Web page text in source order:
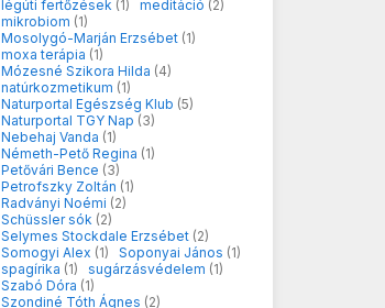
légúti fertőzések (1) meditáció (2)
mikrobiom (1)
Mosolygó-Marján Erzsébet (1)
moxa terápia (1)
Mózesné Szikora Hilda (4)
natúrkozmetikum (1)
Naturportal Egészség Klub (5)
Naturportal TGY Nap (3)
Nebehaj Vanda (1)
Németh-Pető Regina (1)
Petővári Bence (3)
Petrofszky Zoltán (1)
Radványi Noémi (2)
Schüssler sók (2)
Selymes Stockdale Erzsébet (2)
Somogyi Alex (1) Soponyai János (1)
spagírika (1) sugárzásvédelem (1)
Szabó Dóra (1)
Szondiné Tóth Ágnes (2)